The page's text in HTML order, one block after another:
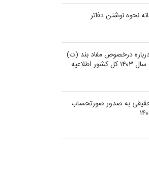
نحوه نوشتن دفاتر
درباره درخصوص مفاد بند (ت)
تبصره ۶ قانون بودجه سال ۱۴۰۳ کل کشور اطلاعیه
به صدور صورتحساب